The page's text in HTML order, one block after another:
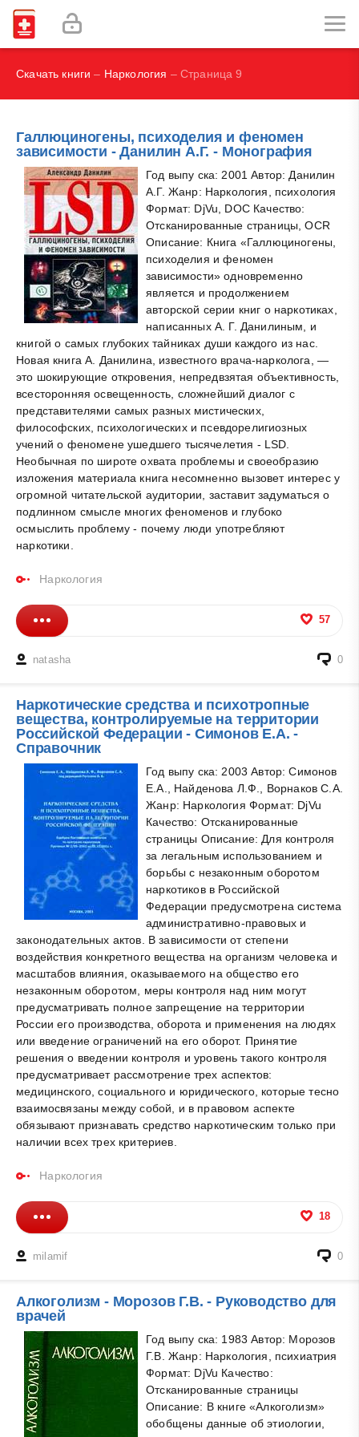
И.В., Брегель Л.В., Субботин В.М.
Фокин В. А.
Скачать книги – Наркология – Страница 9
Галлюциногены, психоделия и феномен
зависимости - Данилин А.Г. - Монография
Год выпу ска: 2001 Автор: Данилин
А.Г. Жанр: Наркология, психология
Формат: DjVu, DOC Качество:
Отсканированные страницы, OCR
Описание: Книга «Галлюциногены,
психоделия и феномен
зависимости» одновременно
является и продолжением
авторской серии книг о наркотиках,
написанных А. Г. Данилиным, и
книгой о самых глубоких тайниках души каждого из нас.
Новая книга А. Данилина, известного врача-нарколога, —
это шокирующие откровения, непредвзятая объективность,
всесторонняя освещенность, сложнейший диалог с
представителями самых разных мистических,
философских, психологических и псевдорелигиозных
учений о феномене ушедшего тысячелетия - LSD.
Необычная по широте охвата проблемы и своеобразию
изложения материала книга несомненно вызовет интерес у
огромной читательской аудитории, заставит задуматься о
подлинном смысле многих феноменов и глубоко
осмыслить проблему - почему люди употребляют
наркотики.
Наркология
57
natasha 0
Наркотические средства и психотропные
вещества, контролируемые на территории
Российской Федерации - Симонов Е.А. -
Справочник
Год выпу ска: 2003 Автор: Симонов
Е.А., Найденова Л.Ф., Ворнаков С.А.
Жанр: Наркология Формат: DjVu
Качество: Отсканированные
страницы Описание: Для контроля
за легальным использованием и
борьбы с незаконным оборотом
наркотиков в Российской
Федерации предусмотрена система
административно-правовых и
законодательных актов. В зависимости от степени
воздействия конкретного вещества на организм человека и
масштабов влияния, оказываемого на общество его
незаконным оборотом, меры контроля над ним могут
предусматривать полное запрещение на территории
России его производства, оборота и применения на людях
или введение ограничений на его оборот. Принятие
решения о введении контроля и уровень такого контроля
предусматривает рассмотрение трех аспектов:
медицинского, социального и юридического, которые тесно
взаимосвязаны между собой, и в правовом аспекте
обязывают признавать средство наркотическим только при
наличии всех трех критериев.
Наркология
18
milamif 0
Алкоголизм - Морозов Г.В. - Руководство для
врачей
Год выпу ска: 1983 Автор: Морозов
Г.В. Жанр: Наркология, психиатрия
Формат: DjVu Качество:
Отсканированные страницы
Описание: В книге «Алкоголизм»
обобщены данные об этиологии,